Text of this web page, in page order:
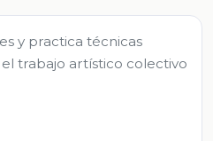
y practica técnicas
trabajo artístico colectivo